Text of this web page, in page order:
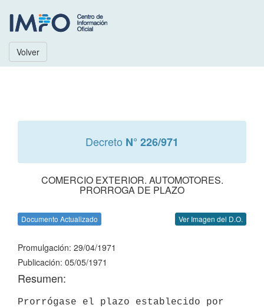
Volver
Decreto N° 226/971
COMERCIO EXTERIOR. AUTOMOTORES.
PRORROGA DE PLAZO
Documento Actualizado Ver Imagen del D.O.
Promulgación: 29/04/1971
Publicación: 05/05/1971
Resumen:
Prorrógase el plazo establecido por